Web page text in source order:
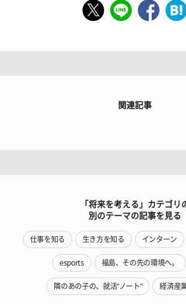
関連記事
「将来を考える」カテゴリ
別のテーマの記事を見る
仕事を知る 生き方を知る インターン
esports 福島、その先の環境へ。
隣のあの子の、就活"ノート" 経済産